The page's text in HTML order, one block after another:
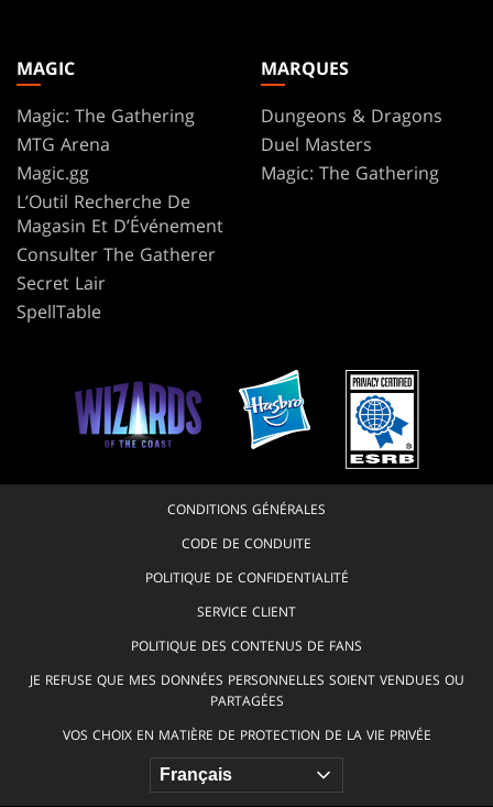
MAGIC
Magic: The Gathering
MTG Arena
Magic.gg
L’Outil Recherche De
Magasin Et D’Événement
Consulter The Gatherer
Secret Lair
SpellTable
MARQUES
Dungeons & Dragons
Duel Masters
Magic: The Gathering
CONDITIONS GÉNÉRALES
CODE DE CONDUITE
POLITIQUE DE CONFIDENTIALITÉ
SERVICE CLIENT
POLITIQUE DES CONTENUS DE FANS
JE REFUSE QUE MES DONNÉES PERSONNELLES SOIENT VENDUES OU
PARTAGÉES
VOS CHOIX EN MATIÈRE DE PROTECTION DE LA VIE PRIVÉE